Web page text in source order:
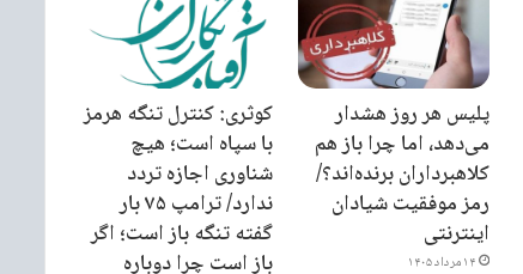
پلیس هر روز هشدار
می‌دهد، اما چرا باز هم
کلاهبرداران برنده‌اند؟/
رمز موفقیت شیادان
اینترنتی
۱۴ مرداد ۱۴۰۵
کوثری: کنترل تنگه هرمز
با سپاه است؛ هیچ
شناوری اجازه تردد
ندارد/ ترامپ ۷۵ بار
گفته تنگه باز است؛ اگر
باز است چرا دوباره